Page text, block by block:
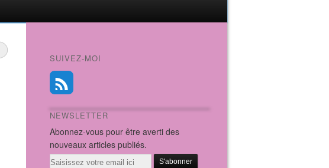
SUIVEZ-MOI
NEWSLETTER
Abonnez-vous pour être averti des
nouveaux articles publiés.
Email